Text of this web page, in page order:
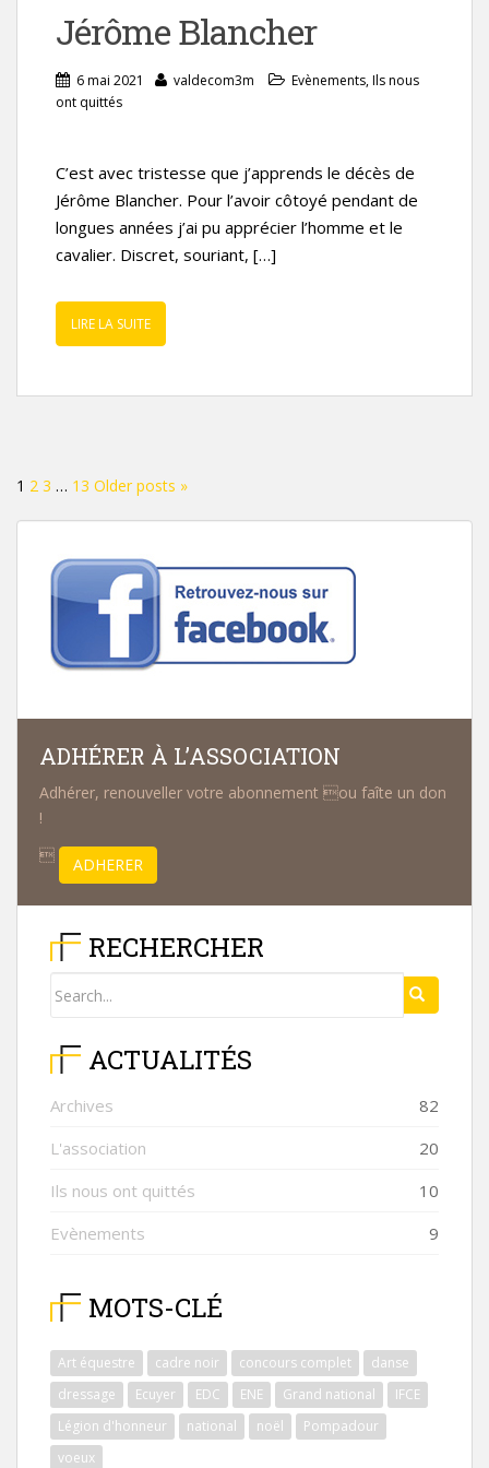
Jérôme Blancher
6 mai 2021 valdecom3m Evènements,Ils nous
ont quittés
C’est avec tristesse que j’apprends le décès de
Jérôme Blancher. Pour l’avoir côtoyé pendant de
longues années j’ai pu apprécier l’homme et le
cavalier. Discret, souriant, […]
LIRE LA SUITE
Pagination
des
1 2 3 … 13 Older posts »
ADHÉRER À L’ASSOCIATION
Adhérer, renouveller votre abonnement ou faîte un don
!

ADHERER
RECHERCHER
for:
SEARCH
ACTUALITÉS
Archives
82
L'association
20
Ils nous ont quittés
10
Evènements
9
MOTS-CLÉ
Art équestre cadre noir concours complet
danse
dressage
Ecuyer EDC ENE Grand national
IFCE
Légion d'honneur
national noël
Pompadour
voeux